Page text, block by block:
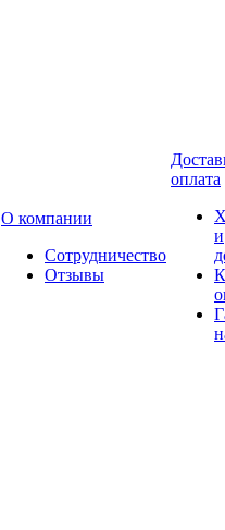
О компании
Сотрудничество
Отзывы
оплата
и